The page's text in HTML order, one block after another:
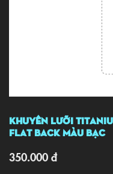
Khuyên Lưỡi
Flat Back Màu Bạc
350.000đ